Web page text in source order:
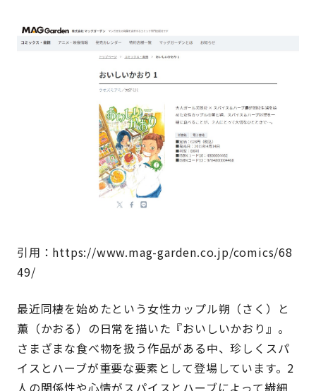
引用：https://www.mag-garden.co.jp/comics/68
49/
最近同棲を始めたという女性カップル朔（さく）と
薫（かおる）の日常を描いた『おいしいかおり』。
さまざまな食べ物を扱う作品がある中、珍しくスパ
イスとハーブが重要な要素として登場しています。2
人の関係性や心情がスパイスとハーブによって繊細